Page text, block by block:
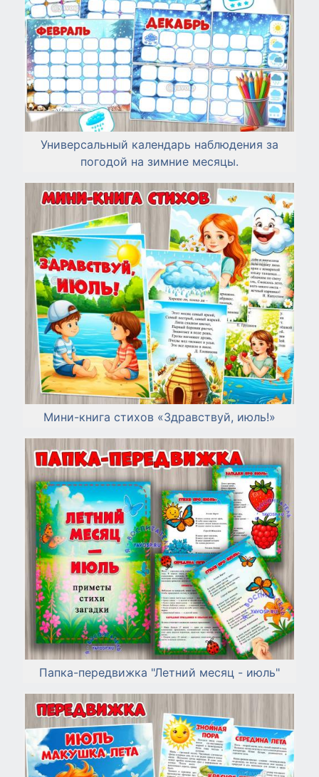
Универсальный календарь наблюдения за
погодой на зимние месяцы.
Мини-книга стихов «Здравствуй, июль!»
Папка-передвижка "Летний месяц - июль"